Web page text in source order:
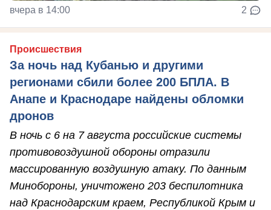
вчера в 14:00 2
Происшествия
За ночь над Кубанью и другими
регионами сбили более 200 БПЛА. В
Анапе и Краснодаре найдены обломки
дронов
В ночь с 6 на 7 августа российские системы
противовоздушной обороны отразили
массированную воздушную атаку. По данным
Минобороны, уничтожено 203 беспилотника
над Краснодарским краем, Республикой Крым и